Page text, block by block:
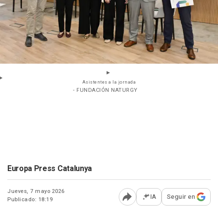
Asistentes a la jornada
- FUNDACIÓN NATURGY
Europa Press Catalunya
Jueves, 7 mayo 2026
Publicado: 18:19
Abrir opciones para
IA Seguir en